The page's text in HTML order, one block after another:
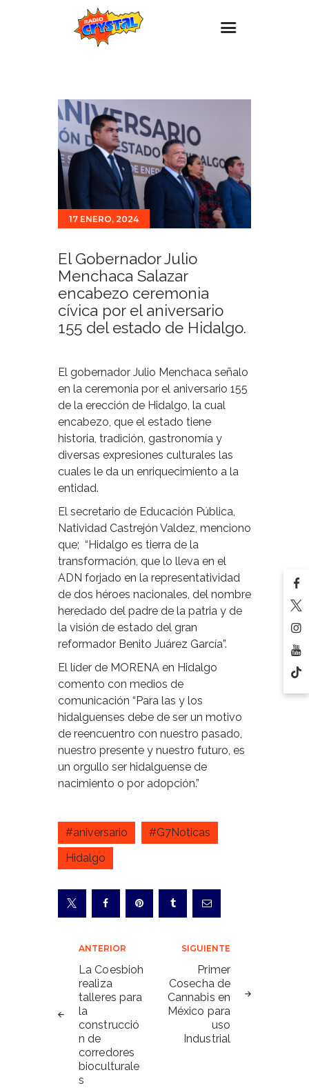
Estaciones
Eventos
Promociones
Noticias
Para ti
Contacto
17 ENERO, 2024
El Gobernador Julio
Menchaca Salazar
encabezo ceremonia
cívica por el aniversario
155 del estado de Hidalgo.
El gobernador Julio Menchaca señalo
en la ceremonia por el aniversario 155
de la erección de Hidalgo, la cual
encabezo, que el estado tiene
historia, tradición, gastronomía y
diversas expresiones culturales las
cuales le da un enriquecimiento a la
entidad.
El secretario de Educación Pública,
Natividad Castrejón Valdez, menciono
que; “Hidalgo es tierra de la
transformación, que lo lleva en el
ADN forjado en la representatividad
de dos héroes nacionales, del nombre
heredado del padre de la patria y de
la visión de estado del gran
reformador Benito Juárez García”.
El líder de MORENA en Hidalgo
comento con medios de
comunicación “Para las y los
hidalguenses debe de ser un motivo
de reencuentro con nuestro pasado,
nuestro presente y nuestro futuro, es
un orgullo ser hidalguense de
nacimiento o por adopción.”
#aniversario
#G7Noticas
Hidalgo
Navegación
de
entradas
ANTERIOR
La Coesbioh
realiza
talleres para
la
construcció
n de
corredores
bioculturale
s
SIGUIENTE
Primer
Cosecha de
Cannabis en
México para
uso
Industrial